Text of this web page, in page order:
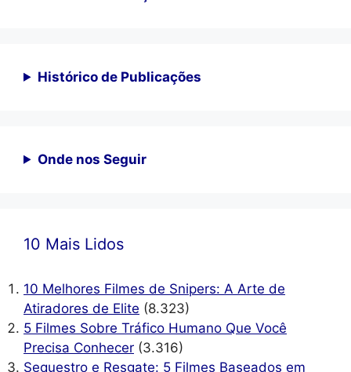
Histórico de Publicações
Onde nos Seguir
10 Mais Lidos
10 Melhores Filmes de Snipers: A Arte de
Atiradores de Elite (8.323)
5 Filmes Sobre Tráfico Humano Que Você
Precisa Conhecer (3.316)
Sequestro e Resgate: 5 Filmes Baseados em